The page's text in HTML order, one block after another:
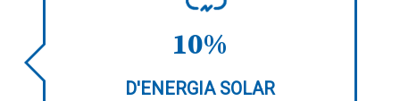
10%
D'ENERGIA SOLAR